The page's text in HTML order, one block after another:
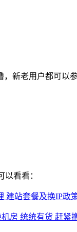
新老用户都可以参
以看看：
站套餐及换IP政
房 统统有货 赶紧